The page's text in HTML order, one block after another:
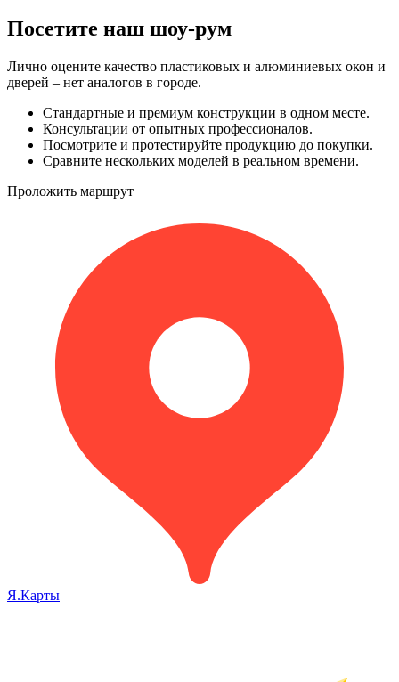
Посетите наш шоу-рум
Лично оцените качество пластиковых и алюминиевых окон и
дверей – нет аналогов в городе.
Стандартные и премиум конструкции в одном месте.
Консультации от опытных профессионалов.
Посмотрите и протестируйте продукцию до покупки.
Сравните нескольких моделей в реальном времени.
Проложить маршрут
Я.Карты